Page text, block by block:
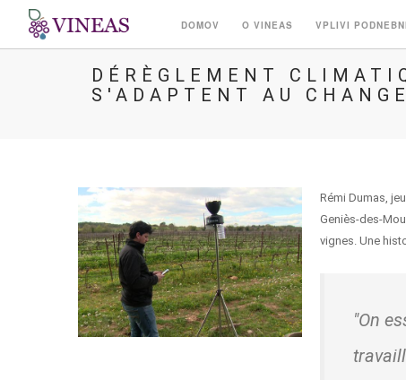
DOMOV O VINEAS VPLIVI
DÉRÈGLEMENT
S'ADAPTENT AU
Rémi Dumas,
Geniès-des-
vignes. Une
"On